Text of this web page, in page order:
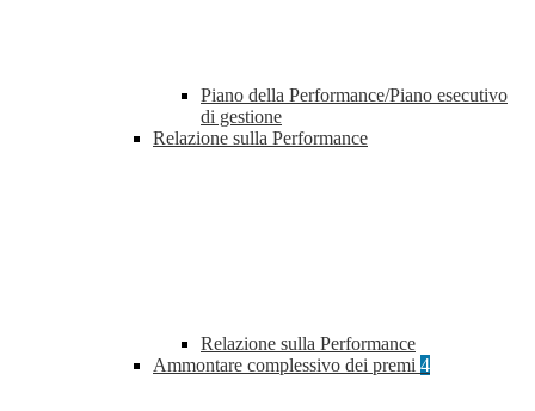
Piano della Performance/Piano esecutivo
di gestione
Relazione sulla Performance
Relazione sulla Performance
Ammontare complessivo dei premi 4